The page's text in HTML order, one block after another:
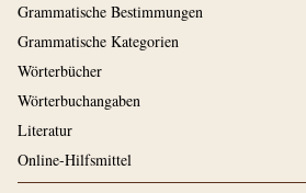
Grammatische Bestimmungen
Grammatische Kategorien
Wörterbücher
Wörterbuchangaben
Literatur
Online-Hilfsmittel